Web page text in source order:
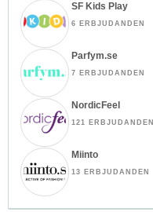
SF Kids Play
6 ERBJUDANDEN
Parfym.se
7 ERBJUDANDEN
NordicFeel
121 ERBJUDANDEN
Miinto
13 ERBJUDANDEN